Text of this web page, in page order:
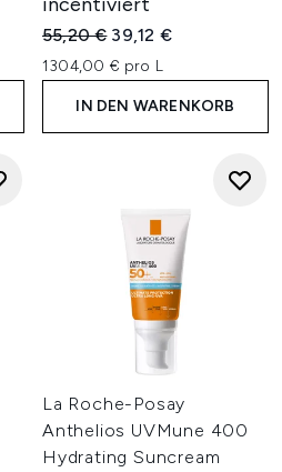
Unverbindliche
55,20 € Aktueller Preis:
39,12 €
1304,00 € pro L
IN DEN WARENKORB
La Roche-Posay
Anthelios UVMune 400
Hydrating Suncream